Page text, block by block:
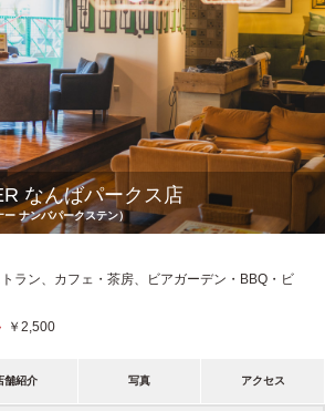
なんばパークス店
ナンバパークステン）
ラン、カフェ・茶房、ビアガーデン・BBQ・ビ
￥2,500
舗紹介 写真 アクセス